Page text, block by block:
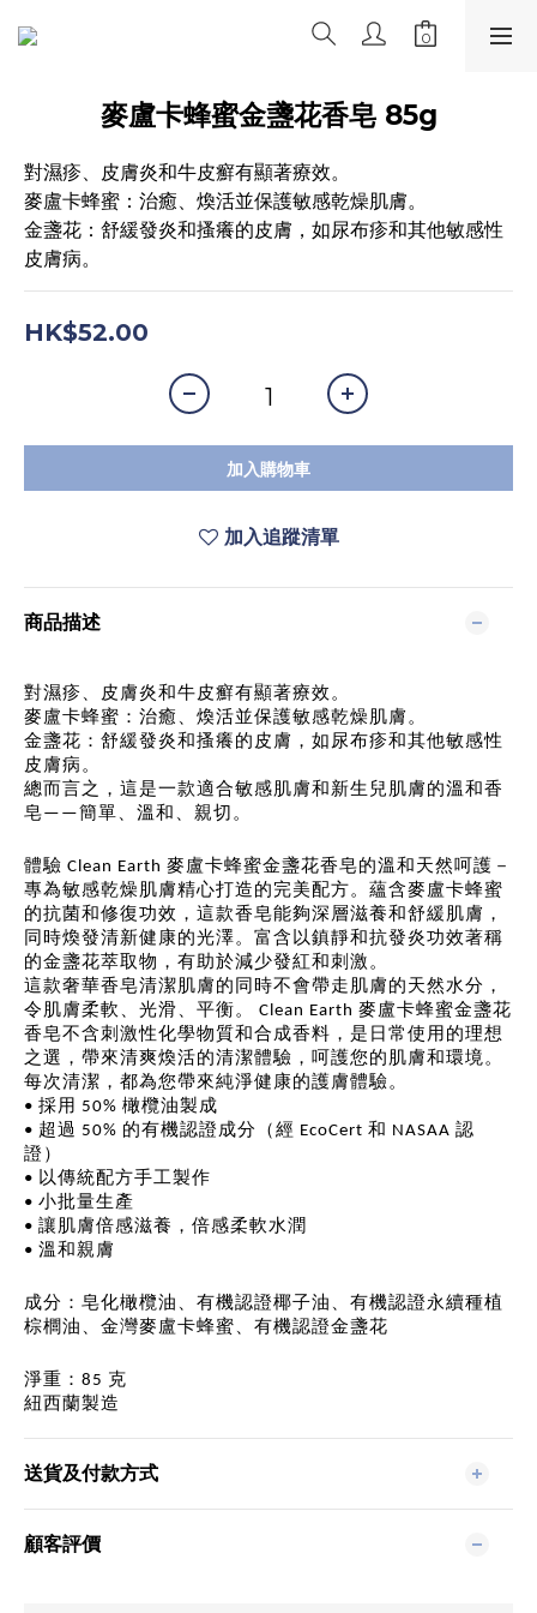
麥盧卡蜂蜜金盞花香皂 85g
對濕疹、皮膚炎和牛皮癬有顯著療效。
麥盧卡蜂蜜：治癒、煥活並保護敏感乾燥肌膚。
金盞花：舒緩發炎和搔癢的皮膚，如尿布疹和其他敏感性
皮膚病。
HK$52.00
加入購物車
加入追蹤清單
商品描述
對濕疹 、皮膚炎和牛皮癬有顯著療效。
麥盧卡蜂蜜 ：治癒、煥活並保護敏感乾燥肌膚。
金盞花 ：舒緩發炎和搔癢的皮膚，如尿布疹和其他敏感性
皮膚病。
總而言之 ，這是一款適合敏感肌膚和新生兒肌膚的溫和香
皂——簡單、溫和、親切。
體驗 Clean Earth 麥盧卡蜂蜜金盞花香皂的溫和天然呵護－
專為敏感乾燥肌膚精心打造的完美配方。蘊含麥盧卡蜂蜜
的抗菌和修復功效，這款香皂能夠深層滋養和舒緩肌膚，
同時煥發清新健康的光澤。富含以鎮靜和抗發炎功效著稱
的金盞花萃取物，有助於減少發紅和刺激。
這款奢華香皂清潔肌膚的同時不會帶走肌膚的天然水分 ，
令肌膚柔軟、光滑、平衡。
Clean Earth 麥盧卡蜂蜜金盞花
香皂不含刺激性化學物質和合成香料，是日常使用的理想
之選，帶來清爽煥活的清潔體驗，呵護您的肌膚和環境。
每次清潔，都為您帶來純淨健康的護膚體驗。
• 採用 50% 橄欖油製成
• 超過 50% 的有機認證成分（經 EcoCert 和 NASAA 認
證）
• 以傳統配方手工製作
• 小批量生產
• 讓肌膚倍感滋養，倍感柔軟水潤
• 溫和親膚
成分 ：皂化橄欖油、有機認證椰子油、有機認證永續種植
棕櫚油、金灣麥盧卡蜂蜜、有機認證金盞花
淨重 ： 85 克
紐西蘭製造
送貨及付款方式
顧客評價